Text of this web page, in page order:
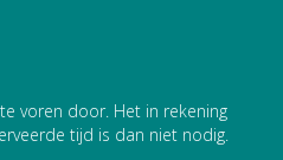
voren door. Het in rekening
tijd is dan niet nodig.